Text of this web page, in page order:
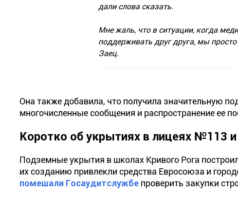
дали слова сказать.
Мне жаль, что в ситуации, когда
поддерживать друг друга, мы
Заец.
Она также добавила, что получила значительную
многочисленные сообщения и распространение ее
Коротко об укрытиях в лицеях №113
Подземные укрытия в школах Кривого Рога
их созданию привлекли средства Евросоюза и
помешали Госаудитслужбе проверить закупки